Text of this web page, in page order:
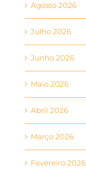
Agosto 2026
Julho 2026
Junho 2026
Maio 2026
Abril 2026
Março 2026
Fevereiro 2026